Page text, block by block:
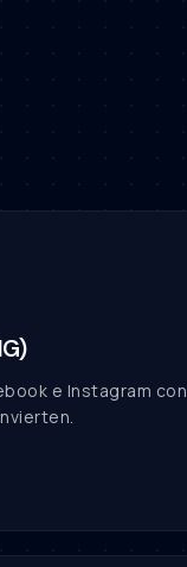
e Instagram con